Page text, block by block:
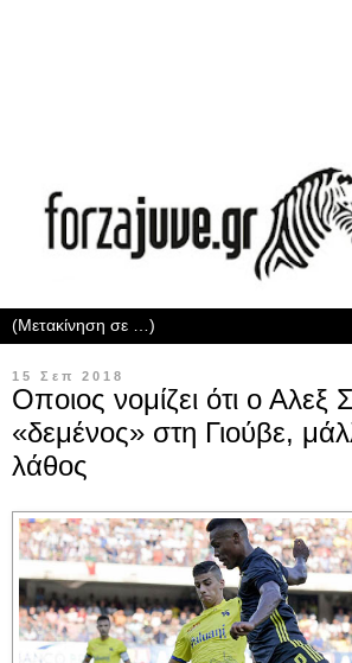
15 Σεπ 2018
Οποιος νομίζει ότι ο Αλεξ
«δεμένος» στη Γιούβε,
λάθος